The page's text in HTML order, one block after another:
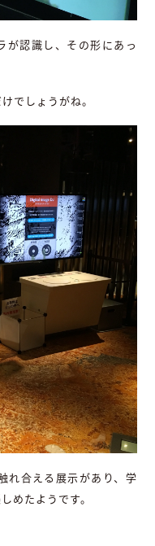
が認識し、その形にあっ
でしょうがね。
れ合える展示があり、学
めたようです。